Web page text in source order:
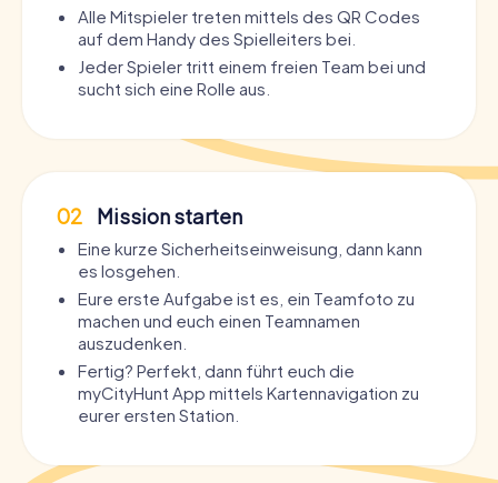
Alle Mitspieler treten mittels des QR Codes
auf dem Handy des Spielleiters bei.
Jeder Spieler tritt einem freien Team bei und
sucht sich eine Rolle aus.
02 Mission starten
Eine kurze Sicherheitseinweisung, dann kann
es losgehen.
Eure erste Aufgabe ist es, ein Teamfoto zu
machen und euch einen Teamnamen
auszudenken.
Fertig? Perfekt, dann führt euch die
myCityHunt App mittels Kartennavigation zu
eurer ersten Station.